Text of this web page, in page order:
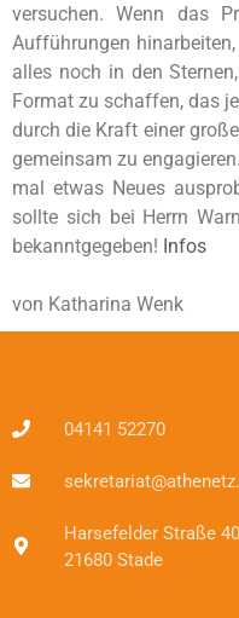
versuchen. Wenn das
Aufführungen
alles noch in den
Format zu schaffen, das
durch die Kraft einer
gemeinsam zu
mal etwas Neues
sollte sich bei Herrn
bekanntgegeben! Infos
von Katharina Wenk
04141 52270
Harsefelder Straße 40
21680 Stade